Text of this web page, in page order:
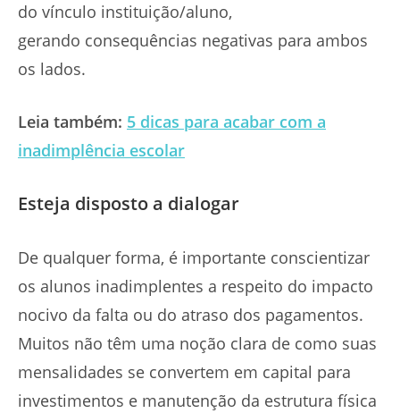
do vínculo instituição/aluno,
gerando consequências negativas para ambos
os lados.
Leia também: 5 dicas para acabar com a
inadimplência escolar
Esteja disposto a dialogar
De qualquer forma, é importante conscientizar
os alunos inadimplentes a respeito do impacto
nocivo da falta ou do atraso dos pagamentos.
Muitos não têm uma noção clara de como suas
mensalidades se convertem em capital para
investimentos e manutenção da estrutura física